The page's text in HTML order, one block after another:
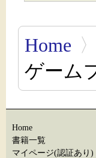
Home 〉
ゲーム
Home
書籍一覧
マイページ(認証あり)